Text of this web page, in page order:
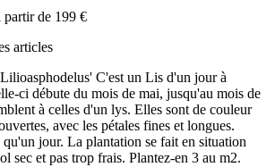
partir de 199 €
articles
C'est un Lis d'un jour à
ci débute du mois de mai, jusqu'au mois de
à celles d'un lys. Elles sont de couleur
avec les pétales fines et longues.
jour. La plantation se fait en situation
sec et pas trop frais. Plantez-en 3 au m2.